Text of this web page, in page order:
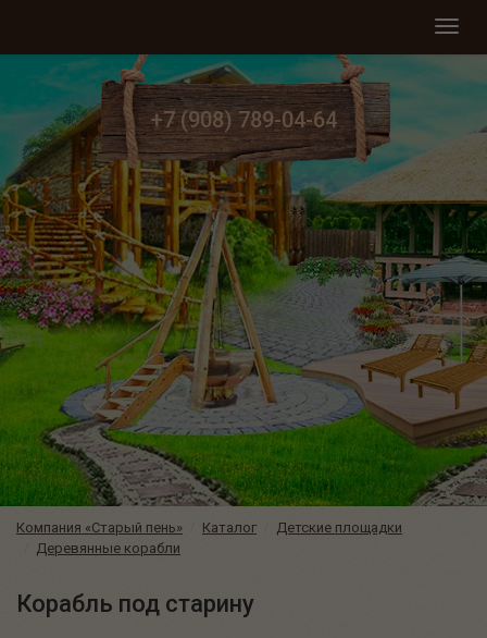
Меню
+7 (908) 789-04-64
Компания «Старый пень» Каталог
Детские площадки
Деревянные корабли
Корабль под старину